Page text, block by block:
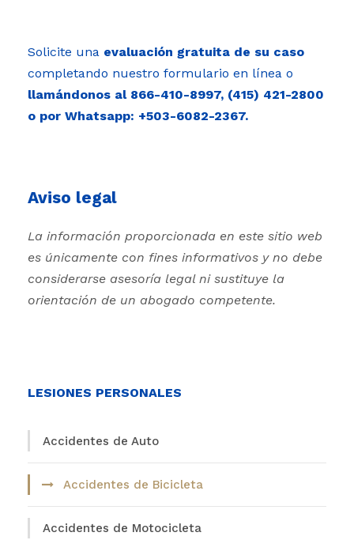
Solicite una evaluación gratuita de su caso
completando nuestro formulario en línea o
llamándonos al 866-410-8997, (415) 421-2800
o por Whatsapp: +503-6082-2367.
Aviso legal
La información proporcionada en este sitio web
es únicamente con fines informativos y no debe
considerarse asesoría legal ni sustituye la
orientación de un abogado competente.
LESIONES PERSONALES
Accidentes de Auto
Accidentes de Bicicleta
Accidentes de Motocicleta